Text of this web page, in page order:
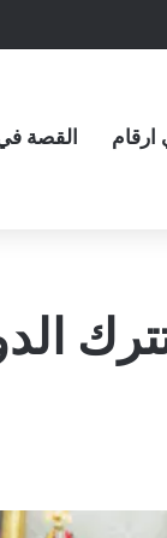
ارقام القصة